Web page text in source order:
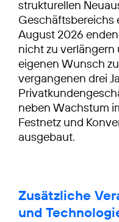
strukturellen
Geschäftsbereichs
August 2026
nicht zu
eigenen Wunsch
vergangenen drei
neben Wachstum
Festnetz und
ausgebaut.
Zusätzliche
und